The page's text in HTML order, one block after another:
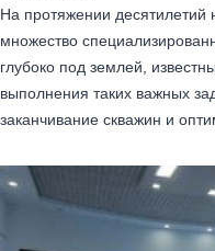
На протяжении десятилетий
множество
глубоко под землей,
выполнения таких важных
заканчивание скважин и